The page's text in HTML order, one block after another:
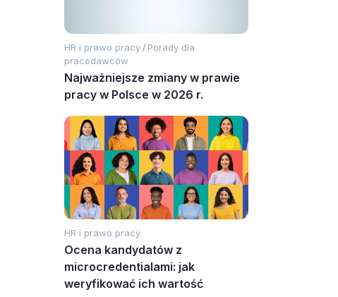
HR i prawo pracy / Porady dla
pracodawców
Najważniejsze zmiany w prawie
pracy w Polsce w 2026 r.
HR i prawo pracy
Ocena kandydatów z
microcredentialami: jak
weryfikować ich wartość